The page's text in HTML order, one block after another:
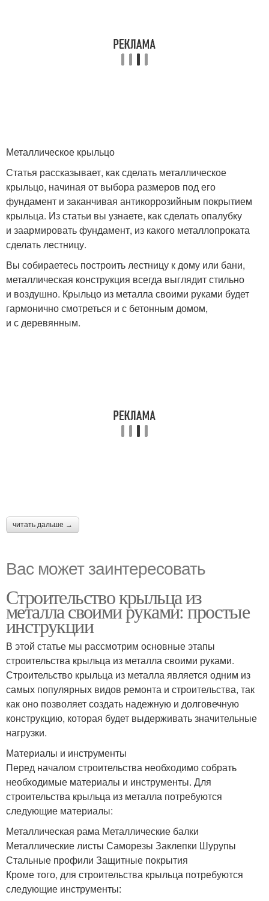
Металлическое крыльцо
Статья рассказывает, как сделать металлическое
крыльцо, начиная от выбора размеров под его
фундамент и заканчивая антикоррозийным покрытием
крыльца. Из статьи вы узнаете, как сделать опалубку
и заармировать фундамент, из какого металлопроката
сделать лестницу.
Вы собираетесь построить лестницу к дому или бани,
металлическая конструкция всегда выглядит стильно
и воздушно. Крыльцо из металла своими руками будет
гармонично смотреться и с бетонным домом,
и с деревянным.
читать дальше →
Вас может заинтересовать
Строительство крыльца из
металла своими руками: простые
инструкции
В этой статье мы рассмотрим основные этапы
строительства крыльца из металла своими руками.
Строительство крыльца из металла является одним из
самых популярных видов ремонта и строительства, так
как оно позволяет создать надежную и долговечную
конструкцию, которая будет выдерживать значительные
нагрузки.
Материалы и инструменты
Перед началом строительства необходимо собрать
необходимые материалы и инструменты. Для
строительства крыльца из металла потребуются
следующие материалы:
Металлическая рама Металлические балки
Металлические листы Саморезы Заклепки Шурупы
Стальные профили Защитные покрытия
Кроме того, для строительства крыльца потребуются
следующие инструменты: